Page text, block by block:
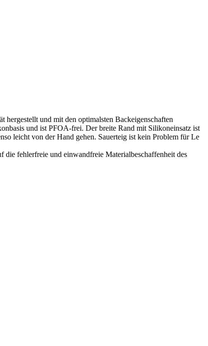
hergestellt und mit den optimalsten Backeigenschaften
und ist PFOA-frei. Der breite Rand mit Silikoneinsatz ist
leicht von der Hand gehen. Sauerteig ist kein Problem für Le
die fehlerfreie und einwandfreie Materialbeschaffenheit des